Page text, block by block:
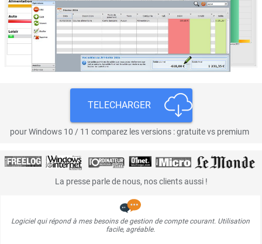
TELECHARGER
pour Windows 10 / 11 comparez les versions : gratuite vs premium
La presse parle de nous, nos clients aussi !
Logiciel qui répond à mes besoins de gestion de compte courant. Utilisation
facile, agréable.